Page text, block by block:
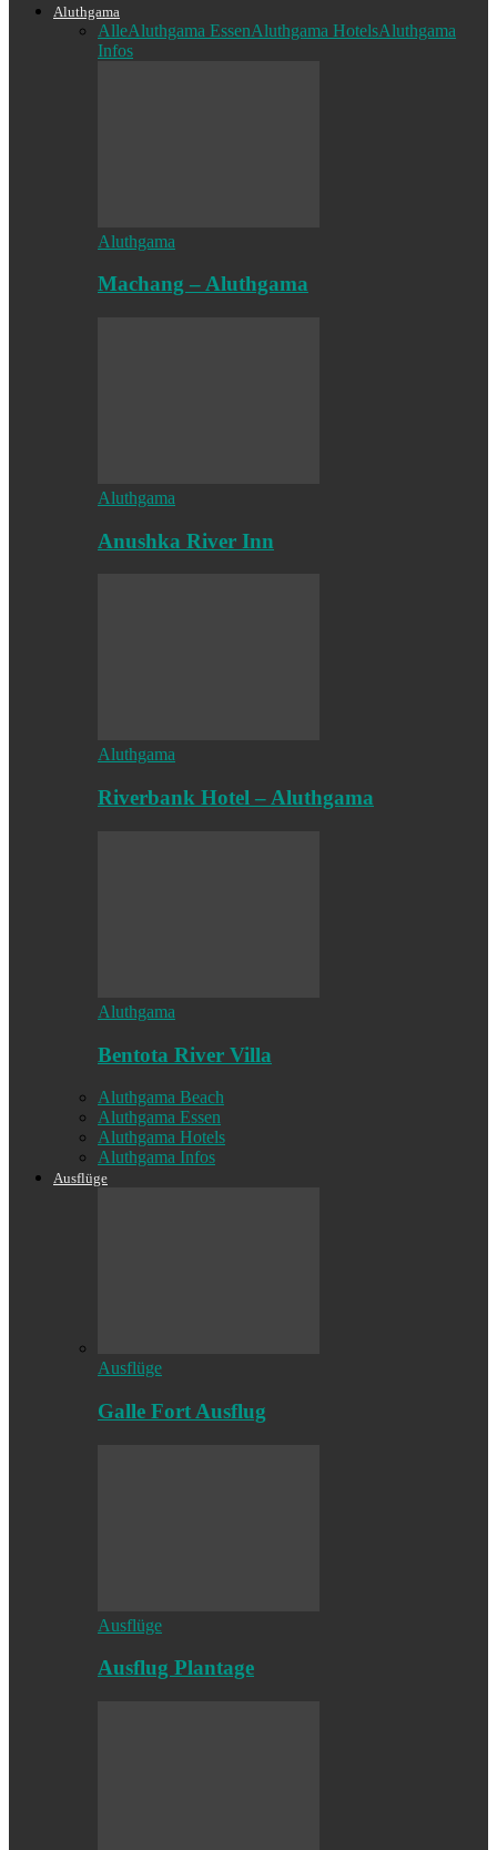
Aluthgama
AlleAluthgama EssenAluthgama HotelsAluthgama
Infos
Aluthgama
Machang – Aluthgama
Aluthgama
Anushka River Inn
Aluthgama
Riverbank Hotel – Aluthgama
Aluthgama
Bentota River Villa
Aluthgama Beach
Aluthgama Essen
Aluthgama Hotels
Aluthgama Infos
Ausflüge
Ausflüge
Galle Fort Ausflug
Ausflüge
Ausflug Plantage